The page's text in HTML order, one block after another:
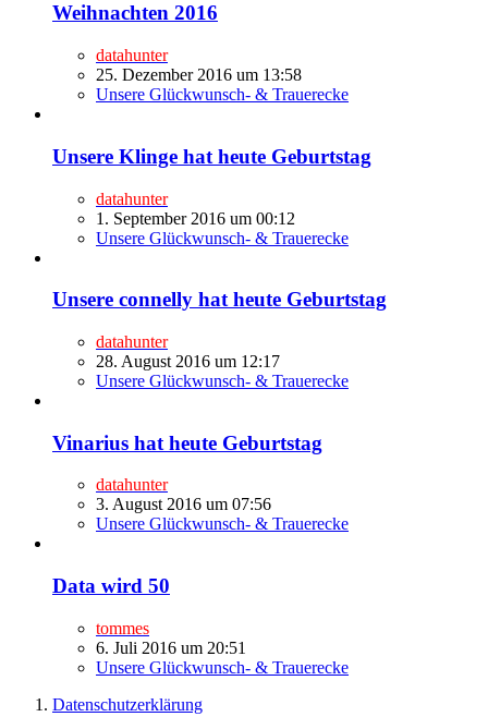
Weihnachten 2016
datahunter
25. Dezember 2016 um 13:58
Unsere Glückwunsch- & Trauerecke
Unsere Klinge hat heute Geburtstag
datahunter
1. September 2016 um 00:12
Unsere Glückwunsch- & Trauerecke
Unsere connelly hat heute Geburtstag
datahunter
28. August 2016 um 12:17
Unsere Glückwunsch- & Trauerecke
Vinarius hat heute Geburtstag
datahunter
3. August 2016 um 07:56
Unsere Glückwunsch- & Trauerecke
Data wird 50
tommes
6. Juli 2016 um 20:51
Unsere Glückwunsch- & Trauerecke
Datenschutzerklärung